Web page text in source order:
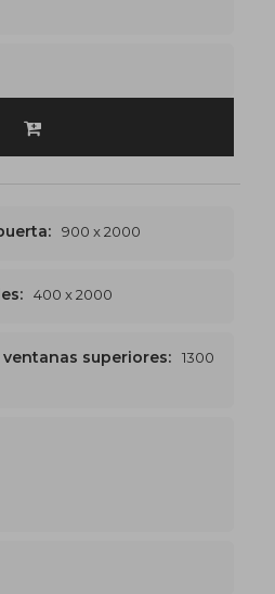
900 x 2000
400 x 2000
superiores:
1300